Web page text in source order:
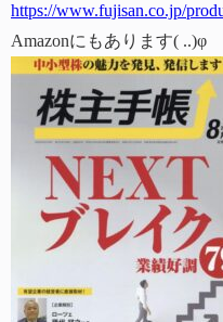
https://www.fujisan.co.jp/
Amazonにもあります( ..)φ